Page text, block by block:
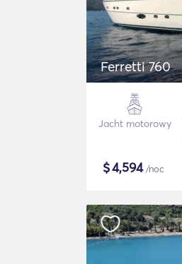
Ferretti 760
Jacht motorowy
$4,594/noc